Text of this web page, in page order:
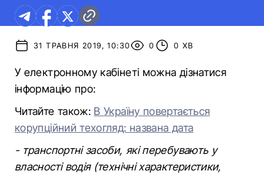
31 ТРАВНЯ 2019, 10:30 0 0 ХВ
У електронному кабінеті можна дізнатися
інформацію про:
Читайте також: В Україну повертається
корупційний техогляд: названа дата
- транспортні засоби, які перебувають у
власності водія (технічні характеристики,